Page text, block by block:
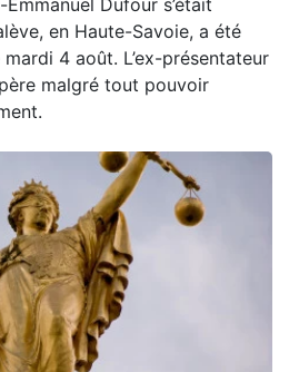
en Haute-Savoie, a été
4 août. L’ex-présentateur
malgré tout pouvoir